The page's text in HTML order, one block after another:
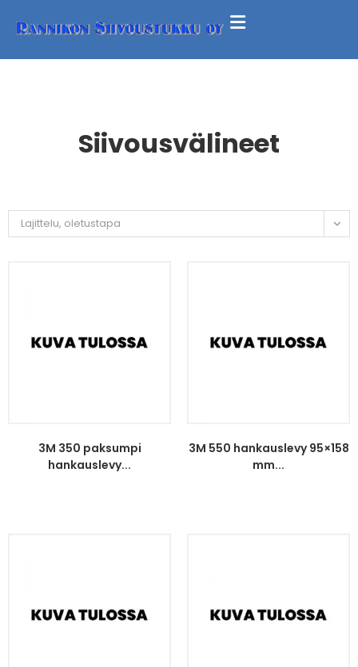
Siivousvälineet
Lajittelu, oletustapa
3M 350 paksumpi
hankauslevy...
3M 550 hankauslevy 95×158
mm...